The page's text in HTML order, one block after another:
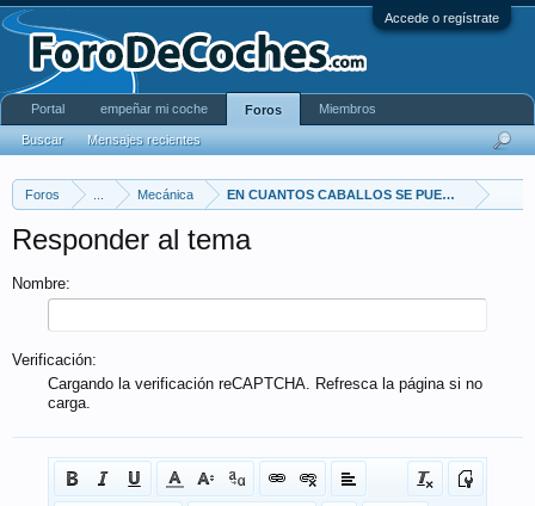
Accede o regístrate
Foros Mecánica EN CUANTOS CABALLOS SE PUEDE PONER
Responder al tema
Nombre:
Verificación:
Cargando la verificación reCAPTCHA. Refresca la página si no
carga.
Portal empeñar mi coche Foros
Buscar Mensajes recientes
Miembros